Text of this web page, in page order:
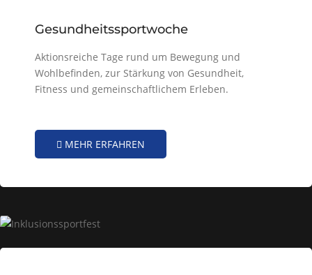
Gesundheitssportwoche
Aktionsreiche Tage rund um Bewegung und
Wohlbefinden, zur Stärkung von Gesundheit,
Fitness und gemeinschaftlichem Erleben.
MEHR ERFAHREN